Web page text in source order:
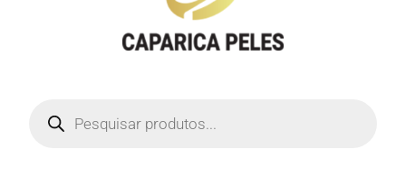
search